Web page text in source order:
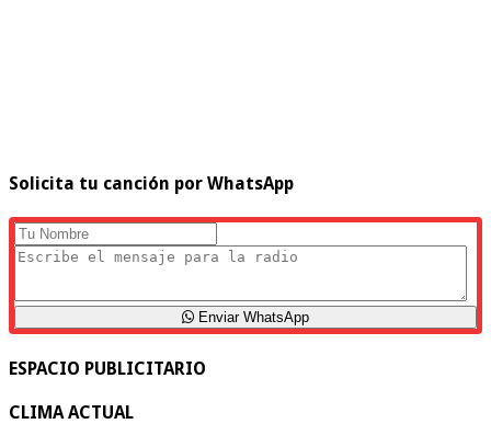
Solicita tu canción por WhatsApp
Enviar WhatsApp
ESPACIO PUBLICITARIO
CLIMA ACTUAL